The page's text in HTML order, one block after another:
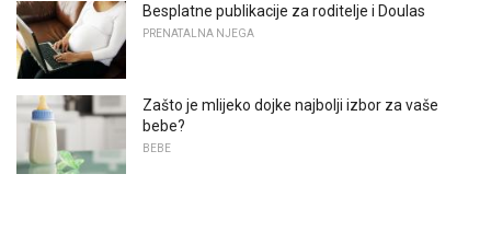
Besplatne publikacije za roditelje i Doulas
PRENATALNA NJEGA
Zašto je mlijeko dojke najbolji izbor za vaše
bebe?
BEBE